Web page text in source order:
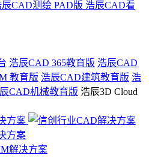
辰CAD测绘 PAD版 浩辰CAD看
浩辰CAD 365教育版 浩辰CAD
教育版 浩辰CAD建筑教育版 浩
CAD机械教育版 浩辰3D Cloud